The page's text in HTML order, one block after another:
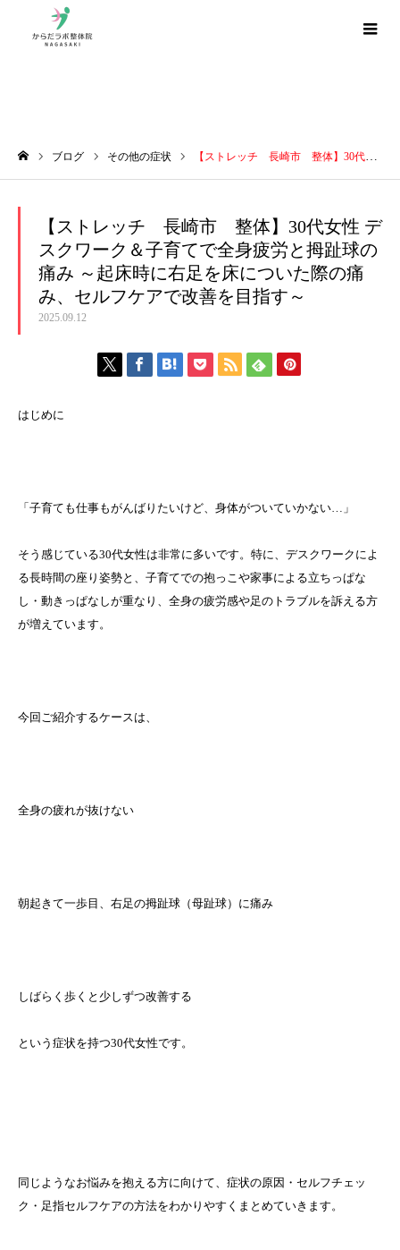
ブログ その他の症状 【ストレッチ 長崎市 整体】30代女性 デスクワーク＆子育てで全身疲労と拇趾球の痛み ～起床時に右足を床についた際の痛み、セルフケアで改善を目指す～
【ストレッチ 長崎市 整体】30代女性 デ
スクワーク＆子育てで全身疲労と拇趾球の
痛み ～起床時に右足を床についた際の痛
み、セルフケアで改善を目指す～
2025.09.12
はじめに
「子育ても仕事もがんばりたいけど、身体がついていかない…」
そう感じている30代女性は非常に多いです。特に、デスクワークによ
る長時間の座り姿勢と、子育てでの抱っこや家事による立ちっぱな
し・動きっぱなしが重なり、全身の疲労感や足のトラブルを訴える方
が増えています。
今回ご紹介するケースは、
全身の疲れが抜けない
朝起きて一歩目、右足の拇趾球（母趾球）に痛み
しばらく歩くと少しずつ改善する
という症状を持つ30代女性です。
同じようなお悩みを抱える方に向けて、症状の原因・セルフチェッ
ク・足指セルフケアの方法をわかりやすくまとめていきます。